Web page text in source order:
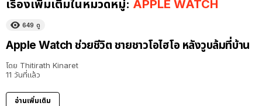
เรื่องเพิ่มเติมในหมวดหมู่: APPLE WATCH
649 ดู
Apple Watch ช่วยชีวิต ชายชาวโอไฮโอ หลังวูบล้มที่บ้าน
โดย Thitirath Kinaret
11 วันที่แล้ว
อ่านเพิ่มเติม